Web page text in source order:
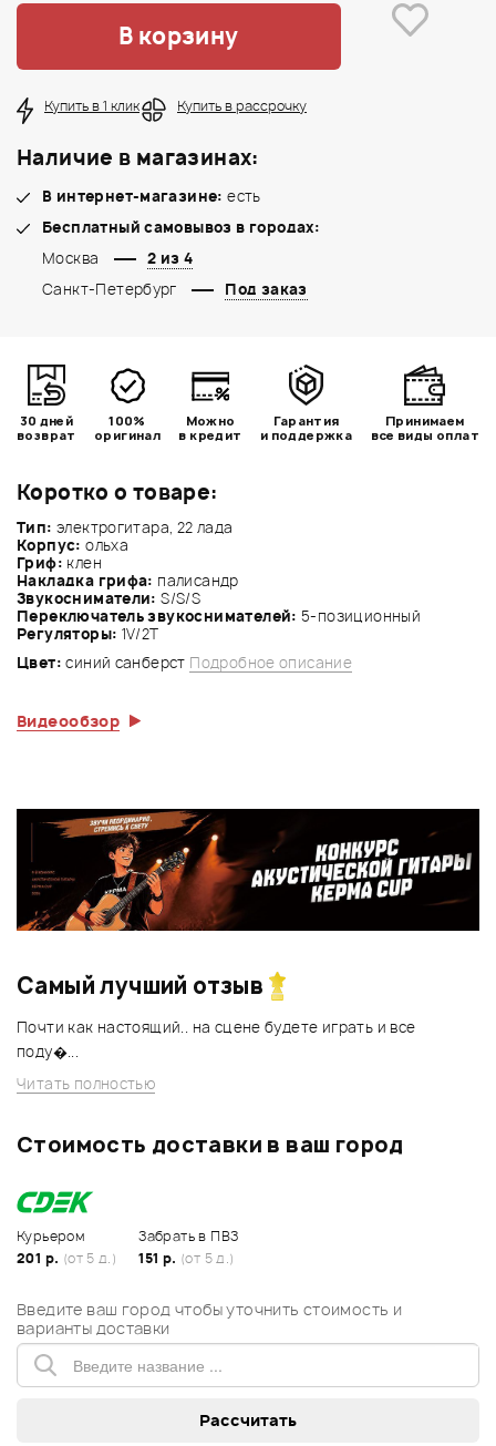
Коротко о товаре:
Тип: электрогитара, 22 лада
Корпус:ольха
Гриф: клен
Накладка грифа: палисандр
Звукосниматели:S/S/S
Переключатель звукоснимателей:5-позиционный
Регуляторы: 1V/2Т
Цвет:синий санберст Подробное описание
Видеообзор
В корзину
Купить в 1 клик Купить в рассрочку
Наличие в магазинах:
В интернет-магазине: есть
Бесплатный самовывоз в городах:
Москва
2 из 4
Санкт-Петербург
Под заказ
30 дней
возврат
100%
оригинал
Можно
в кредит
Гарантия
и поддержка
Принимаем
все виды оплат
Самый лучший отзыв
Почти как настоящий.. на сцене будете играть и все
поду�...
Читать полностью
Стоимость доставки в ваш город
Курьером
201 р. (от 5 д.)
Забрать в ПВЗ
151 р. (от 5 д.)
Введите ваш город чтобы уточнить стоимость и
варианты доставки